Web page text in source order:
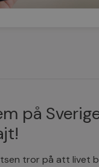
på
tror på att livet